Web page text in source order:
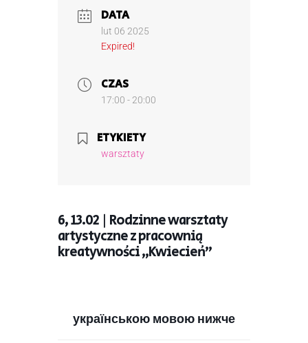
DATA
lut 06 2025
Expired!
CZAS
17:00 - 20:00
ETYKIETY
warsztaty
6, 13.02 | Rodzinne warsztaty
artystyczne z pracownią
kreatywności „Kwiecień”
українською мовою нижче